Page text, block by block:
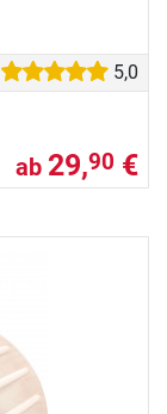
5,0
ab 29,90 €